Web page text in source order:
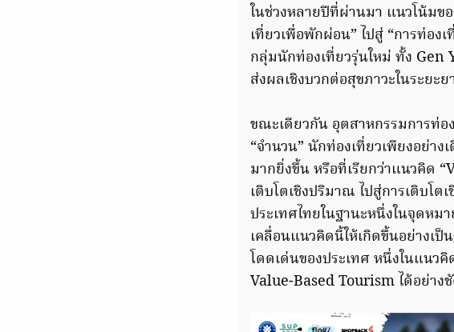
ในช่วงหลายปีที่ผ่านมา แนวโน้มข
เที่ยวเพื่อพักผ่อน” ไปสู่ “การท่อ
กลุ่มนักท่องเที่ยวรุ่นใหม่ ทั้ง
ส่งผลเชิงบวกต่อสุขภาวะในระยะย
ขณะเดียวกัน อุตสาหกรรมการท่อ
“จำนวน” นักท่องเที่ยวเพียงอย่า
มากยิ่งขึ้น หรือที่เรียกว่าแนวคิด
เติบโตเชิงปริมาณ ไปสู่การเติบโ
ประเทศไทยในฐานะหนึ่งในจุดห
เคลื่อนแนวคิดนี้ให้เกิดขึ้นอย่างเ
โดดเด่นของประเทศ หนึ่งในแนว
Value-Based Tourism ได้อย่าง